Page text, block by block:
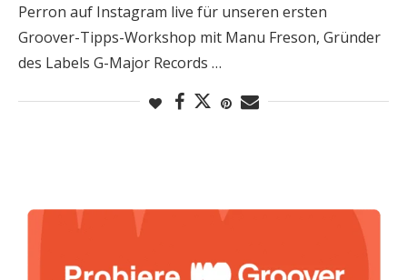
Perron auf Instagram live für unseren ersten
Groover-Tipps-Workshop mit Manu Freson, Gründer
des Labels G-Major Records …